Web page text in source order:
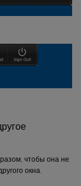
чтобы она не
окна.